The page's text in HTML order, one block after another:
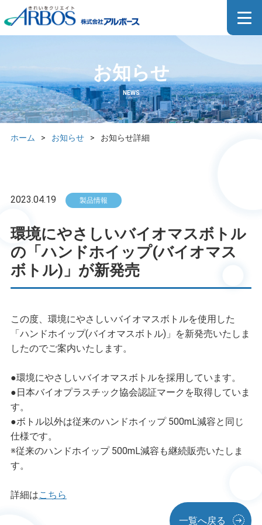
お知らせ
NEWS
ホーム > お知らせ > お知らせ詳細
2023.04.19 製品情報
環境にやさしいバイオマスボトル
の「ハンドホイップ(バイオマス
ボトル)」が新発売
この度、環境にやさしいバイオマスボトルを使用した
「ハンドホイップ(バイオマスボトル)」を新発売いたしま
したのでご案内いたします。
●環境にやさしいバイオマスボトルを採用しています。
●日本バイオプラスチック協会認証マークを取得していま
す。
●ボトル以外は従来のハンドホイップ 500mL減容と同じ
仕様です。
※従来のハンドホイップ 500mL減容も継続販売いたしま
す。
詳細はこちら
一覧へ戻る